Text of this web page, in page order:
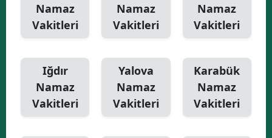
Namaz
Vakitleri
Namaz
Vakitleri
Namaz
Vakitleri
Iğdır
Namaz
Vakitleri
Yalova
Namaz
Vakitleri
Karabük
Namaz
Vakitleri